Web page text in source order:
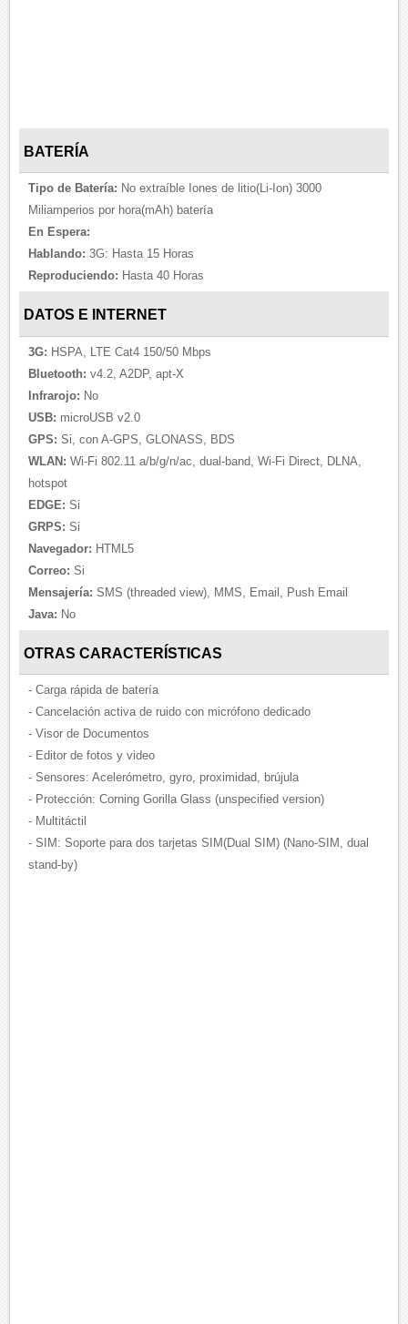
BATERÍA
Tipo de Batería: No extraíble Iones de litio(Li-Ion) 3000
Miliamperios por hora(mAh) batería
En Espera:
Hablando: 3G: Hasta 15 Horas
Reproduciendo: Hasta 40 Horas
DATOS E INTERNET
3G: HSPA, LTE Cat4 150/50 Mbps
Bluetooth: v4.2, A2DP, apt-X
Infrarojo: No
USB: microUSB v2.0
GPS: Si, con A-GPS, GLONASS, BDS
WLAN: Wi-Fi 802.11 a/b/g/n/ac, dual-band, Wi-Fi Direct, DLNA,
hotspot
EDGE: Si
GRPS: Si
Navegador: HTML5
Correo: Si
Mensajería: SMS (threaded view), MMS, Email, Push Email
Java: No
OTRAS CARACTERÍSTICAS
- Carga rápida de batería
- Cancelación activa de ruido con micrófono dedicado
- Visor de Documentos
- Editor de fotos y video
- Sensores: Acelerómetro, gyro, proximidad, brújula
- Protección: Corning Gorilla Glass (unspecified version)
- Multitáctil
- SIM: Soporte para dos tarjetas SIM(Dual SIM) (Nano-SIM, dual
stand-by)